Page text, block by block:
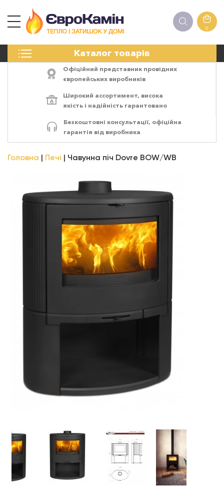
0
Каталог товарів
ПЕЧІ
ЕЛЕКТРОКАМІНИ
АКСЕСУАРИ
Офіційний представник провідних
європейських виробників
Широкий ассортимент, висока
якість і надійність гарантовано
Безкоштовні консультації, офіційна
гарантія від виробника
Головна Печі Чавунна піч Dovre BOW/WB